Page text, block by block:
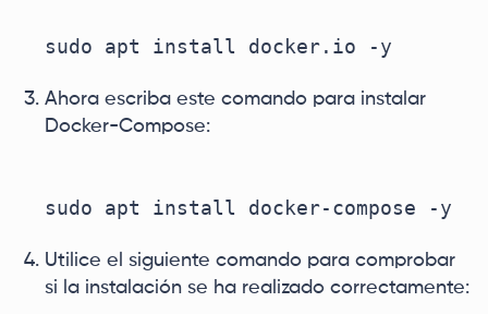
Ahora escriba este comando para instalar
Docker-Compose:
Utilice el siguiente comando para comprobar
si la instalación se ha realizado correctamente: